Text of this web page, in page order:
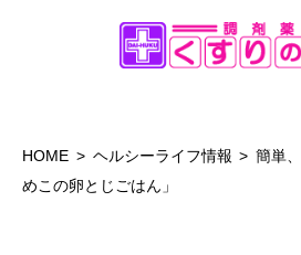
HOME ヘルシーライフ情報
簡単
めこの卵とじごはん」